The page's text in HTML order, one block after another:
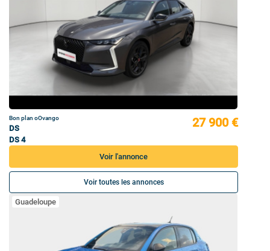
Bon plan oOvango
DS
DS 4
27 900 €
Voir l'annonce
Voir toutes les annonces
Guadeloupe